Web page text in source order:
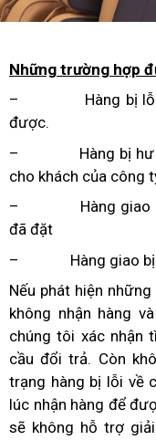
Những trường hợp
– Hàng bị lỗi do
được.
– Hàng bị hư
cho khách của công
– Hàng giao
đã đặt
– Hàng giao bị
Nếu phát hiện
không nhận hàng
chúng tôi xác nhận
cầu đổi trả. Còn
trạng hàng bị lỗi về
lúc nhận hàng để
sẽ không hỗ trợ